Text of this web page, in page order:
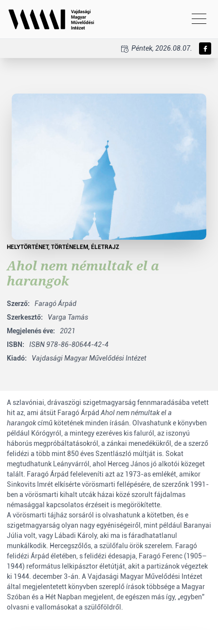
Péntek, 2026.08.07.
HELYTÖRTÉNET, TÖRTÉNELEM, ÉLETRAJZ
Ahol nem némultak el a
harangok
Szerző:
Faragó Árpád
Szerkesztő:
Varga Tamás
Megjelenés éve:
2021
ISBN:
ISBN 978-86-80644-42-4
Kiadó:
Vajdasági Magyar Művelődési Intézet
A szlavóniai, drávaszögi szigetmagyarság fennmaradásába vetett
hit az, ami átsüt Faragó Árpád Ahol nem némultak el a
harangokcímű kötetének minden írásán. Olvashatunk e könyvben
például Kórógyról, a mintegy ezeréves kis faluról, az iszonyú
háborús megpróbáltatásokról, a zánkai menedékükről, de a szerző
felidézi a több mint 850 éves Szentlászló múltját is. Sokat
megtudhatunk Leányvárról, ahol Herceg János jó alkotói közeget
talált. Faragó Árpád feleleveníti azt az 1973-as emlékét, amikor
Sinkovits Imrét elkísérte vörösmarti fellépésére, de szerzőnk 1991-
ben a vörösmarti kihalt utcák házai közé szorult fájdalmas
némasággal kapcsolatos érzéseit is megörökítette.
A vörösmarti tájház sorsáról is olvashatunk a kötetben, és e
szigetmagyarság olyan nagy egyéniségeiről, mint például Baranyai
Júlia volt, vagy Lábadi Károly, aki ma is fáradhatatlanul
munkálkodik. Hercegszőlős, a szülőfalu örök szerelem. Faragó
felidézi Árpád életében, s felidézi édesapja, Faragó Ferenc (1905–
1944) református lelkipásztor életútját, akit a partizánok végeztek
ki 1944. december 3-án. A Vajdasági Magyar Művelődési Intézet
által megjelentetett könyvben szereplő írások többsége a Magyar
Szóban és a Hét Napban megjelent, de egészen más így, „egyben”
olvasni e vallomásokat a szülőföldről.